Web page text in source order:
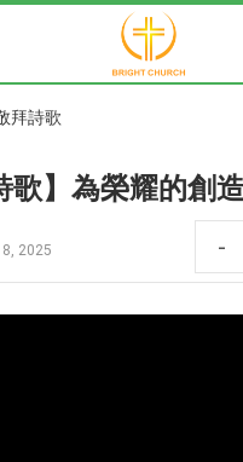
拜詩歌
歌】為榮耀的創
2025 -